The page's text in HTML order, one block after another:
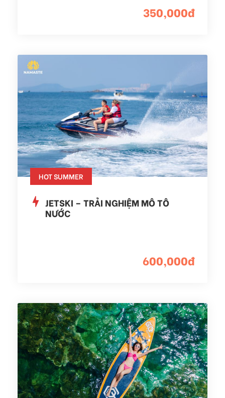
350,000đ
HOT SUMMER
JETSKI – TRẢI NGHIỆM MÔ TÔ
NƯỚC
600,000đ